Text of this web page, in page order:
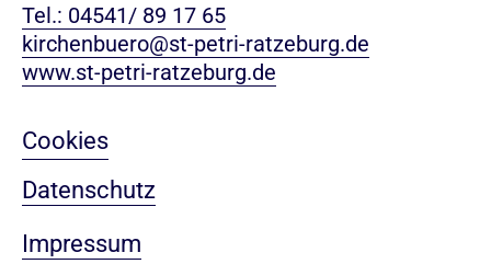
Tel.: 04541/ 89 17 65
kirchenbuero@st-petri-ratzeburg.de
www.st-petri-ratzeburg.de
Cookies
Datenschutz
Impressum